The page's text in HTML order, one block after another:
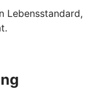
Lebensstandard,